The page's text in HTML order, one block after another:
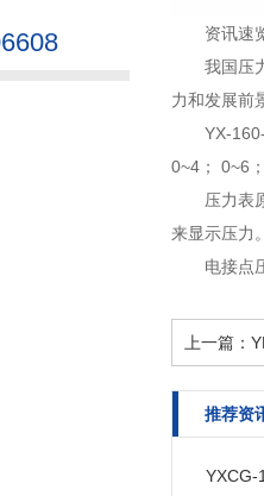
资讯速
我国压
力和发展前
YX-
0~4； 0~6
压力表
来显示压力
电接点
上一篇：
推荐资
YXCG-